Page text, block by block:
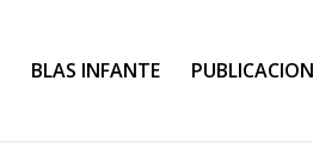
BLAS INFANTE